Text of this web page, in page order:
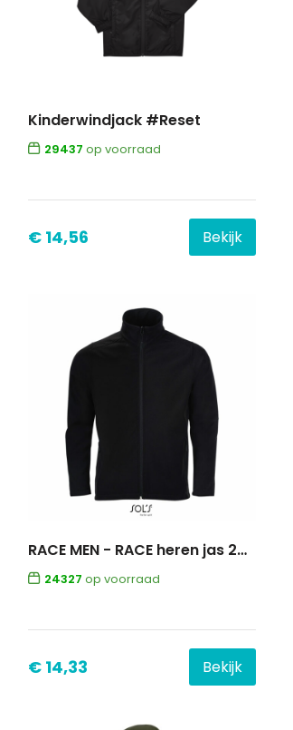
Kinderwindjack #Reset
29437 op voorraad
€ 14,56 Bekijk
RACE MEN - RACE heren jas 280g
24327 op voorraad
€ 14,33 Bekijk